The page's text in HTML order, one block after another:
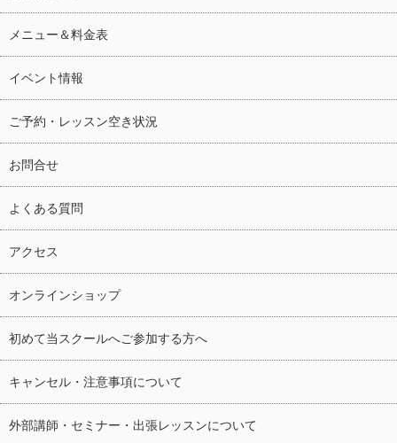
メニュー＆料金表
イベント情報
ご予約・レッスン空き状況
お問合せ
よくある質問
アクセス
オンラインショップ
初めて当スクールへご参加する方へ
キャンセル・注意事項について
外部講師・セミナー・出張レッスンについて